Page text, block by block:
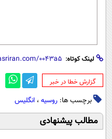
لینک کوتاه:
‌گزارش خطا در خبر
برچسب ها: روسیه ، انگلیس
مطالب پیشنهادی